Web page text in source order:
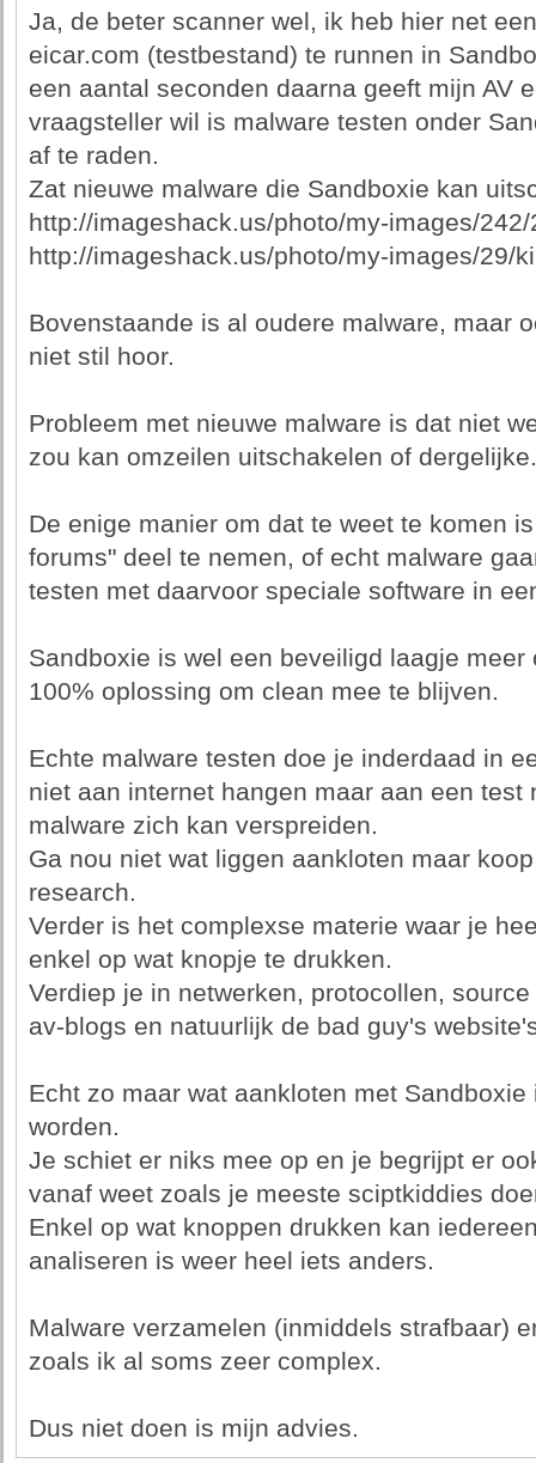
Ja, de beter scanner wel, ik heb hier net
eicar.com (testbestand) te runnen in
een aantal seconden daarna geeft mijn AV
vraagsteller wil is malware testen onder
af te raden.
Zat nieuwe malware die Sandboxie kan
http://imageshack.us/photo/my-images/
http://imageshack.us/photo/my-images/29/
Bovenstaande is al oudere malware, maar
niet stil hoor.
Probleem met nieuwe malware is dat niet
zou kan omzeilen uitschakelen of dergelijke.
De enige manier om dat te weet te komen
forums" deel te nemen, of echt malware
testen met daarvoor speciale software in
Sandboxie is wel een beveiligd laagje
100% oplossing om clean mee te blijven.
Echte malware testen doe je inderdaad in
niet aan internet hangen maar aan een test
malware zich kan verspreiden.
Ga nou niet wat liggen aankloten maar
research.
Verder is het complexse materie waar je
enkel op wat knopje te drukken.
Verdiep je in netwerken, protocollen,
av-blogs en natuurlijk de bad guy's
Echt zo maar wat aankloten met
worden.
Je schiet er niks mee op en je begrijpt er
vanaf weet zoals je meeste sciptkiddies
Enkel op wat knoppen drukken kan
analiseren is weer heel iets anders.
Malware verzamelen (inmiddels strafbaar)
zoals ik al soms zeer complex.
Dus niet doen is mijn advies.